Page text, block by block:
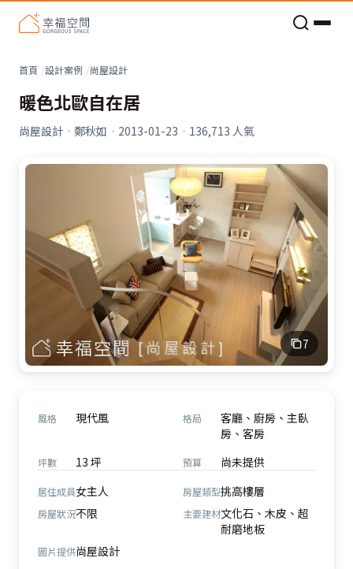
首頁 設計案例 尚屋設計
暖色北歐自在居
尚屋設計 · 鄭秋如 · 2013-01-23 · 136,713 人氣
7
風格 現代風 格局
客廳、廚房、主臥
房、客房
坪數 13 坪 預算 尚未提供
居住成員女主人 房屋類型挑高樓層
房屋狀況不限 主要建材文化石、木皮、超
耐磨地板
圖片提供尚屋設計